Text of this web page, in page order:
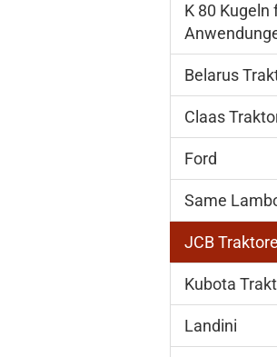
K 80 Kugeln
Belarus
Claas
Ford
Same
JCB
Kubota
Landini